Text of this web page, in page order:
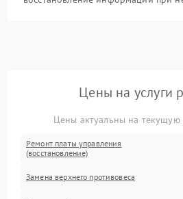
Цены на услуги
Цены актуальны на текущую
Ремонт платы управления
(восстановление)
Замена верхнего противовеса